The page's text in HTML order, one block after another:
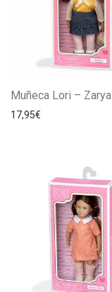
Muñeca Lori – Zarya
17,95€